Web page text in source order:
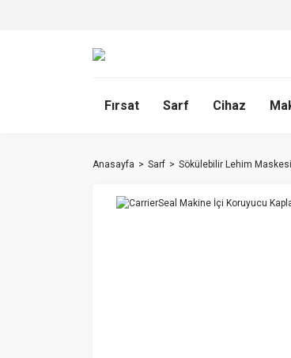
Fırsat Sarf Cihaz
Anasayfa Sarf Sökülebilir Lehim Maskesi